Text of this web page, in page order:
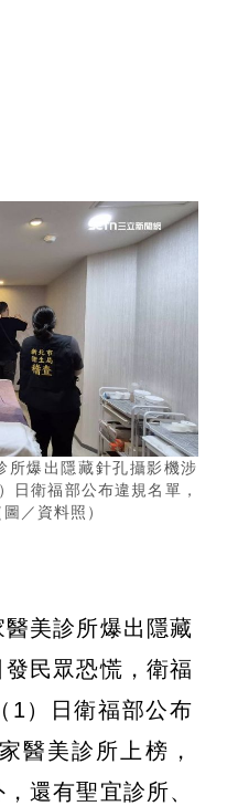
所爆出隱藏針孔攝影機涉
日衛福部公布違規名單，
／資料照）
美診所爆出隱藏
民眾恐慌，衛福
1）日衛福部公布
醫美診所上榜，
還有聖宜診所、